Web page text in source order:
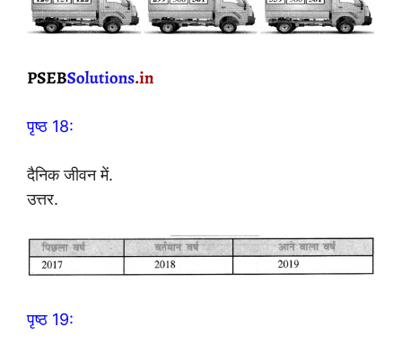
पृष्ठ 18:
दैनिक जीवन में.
उत्तर.
पृष्ठ 19: